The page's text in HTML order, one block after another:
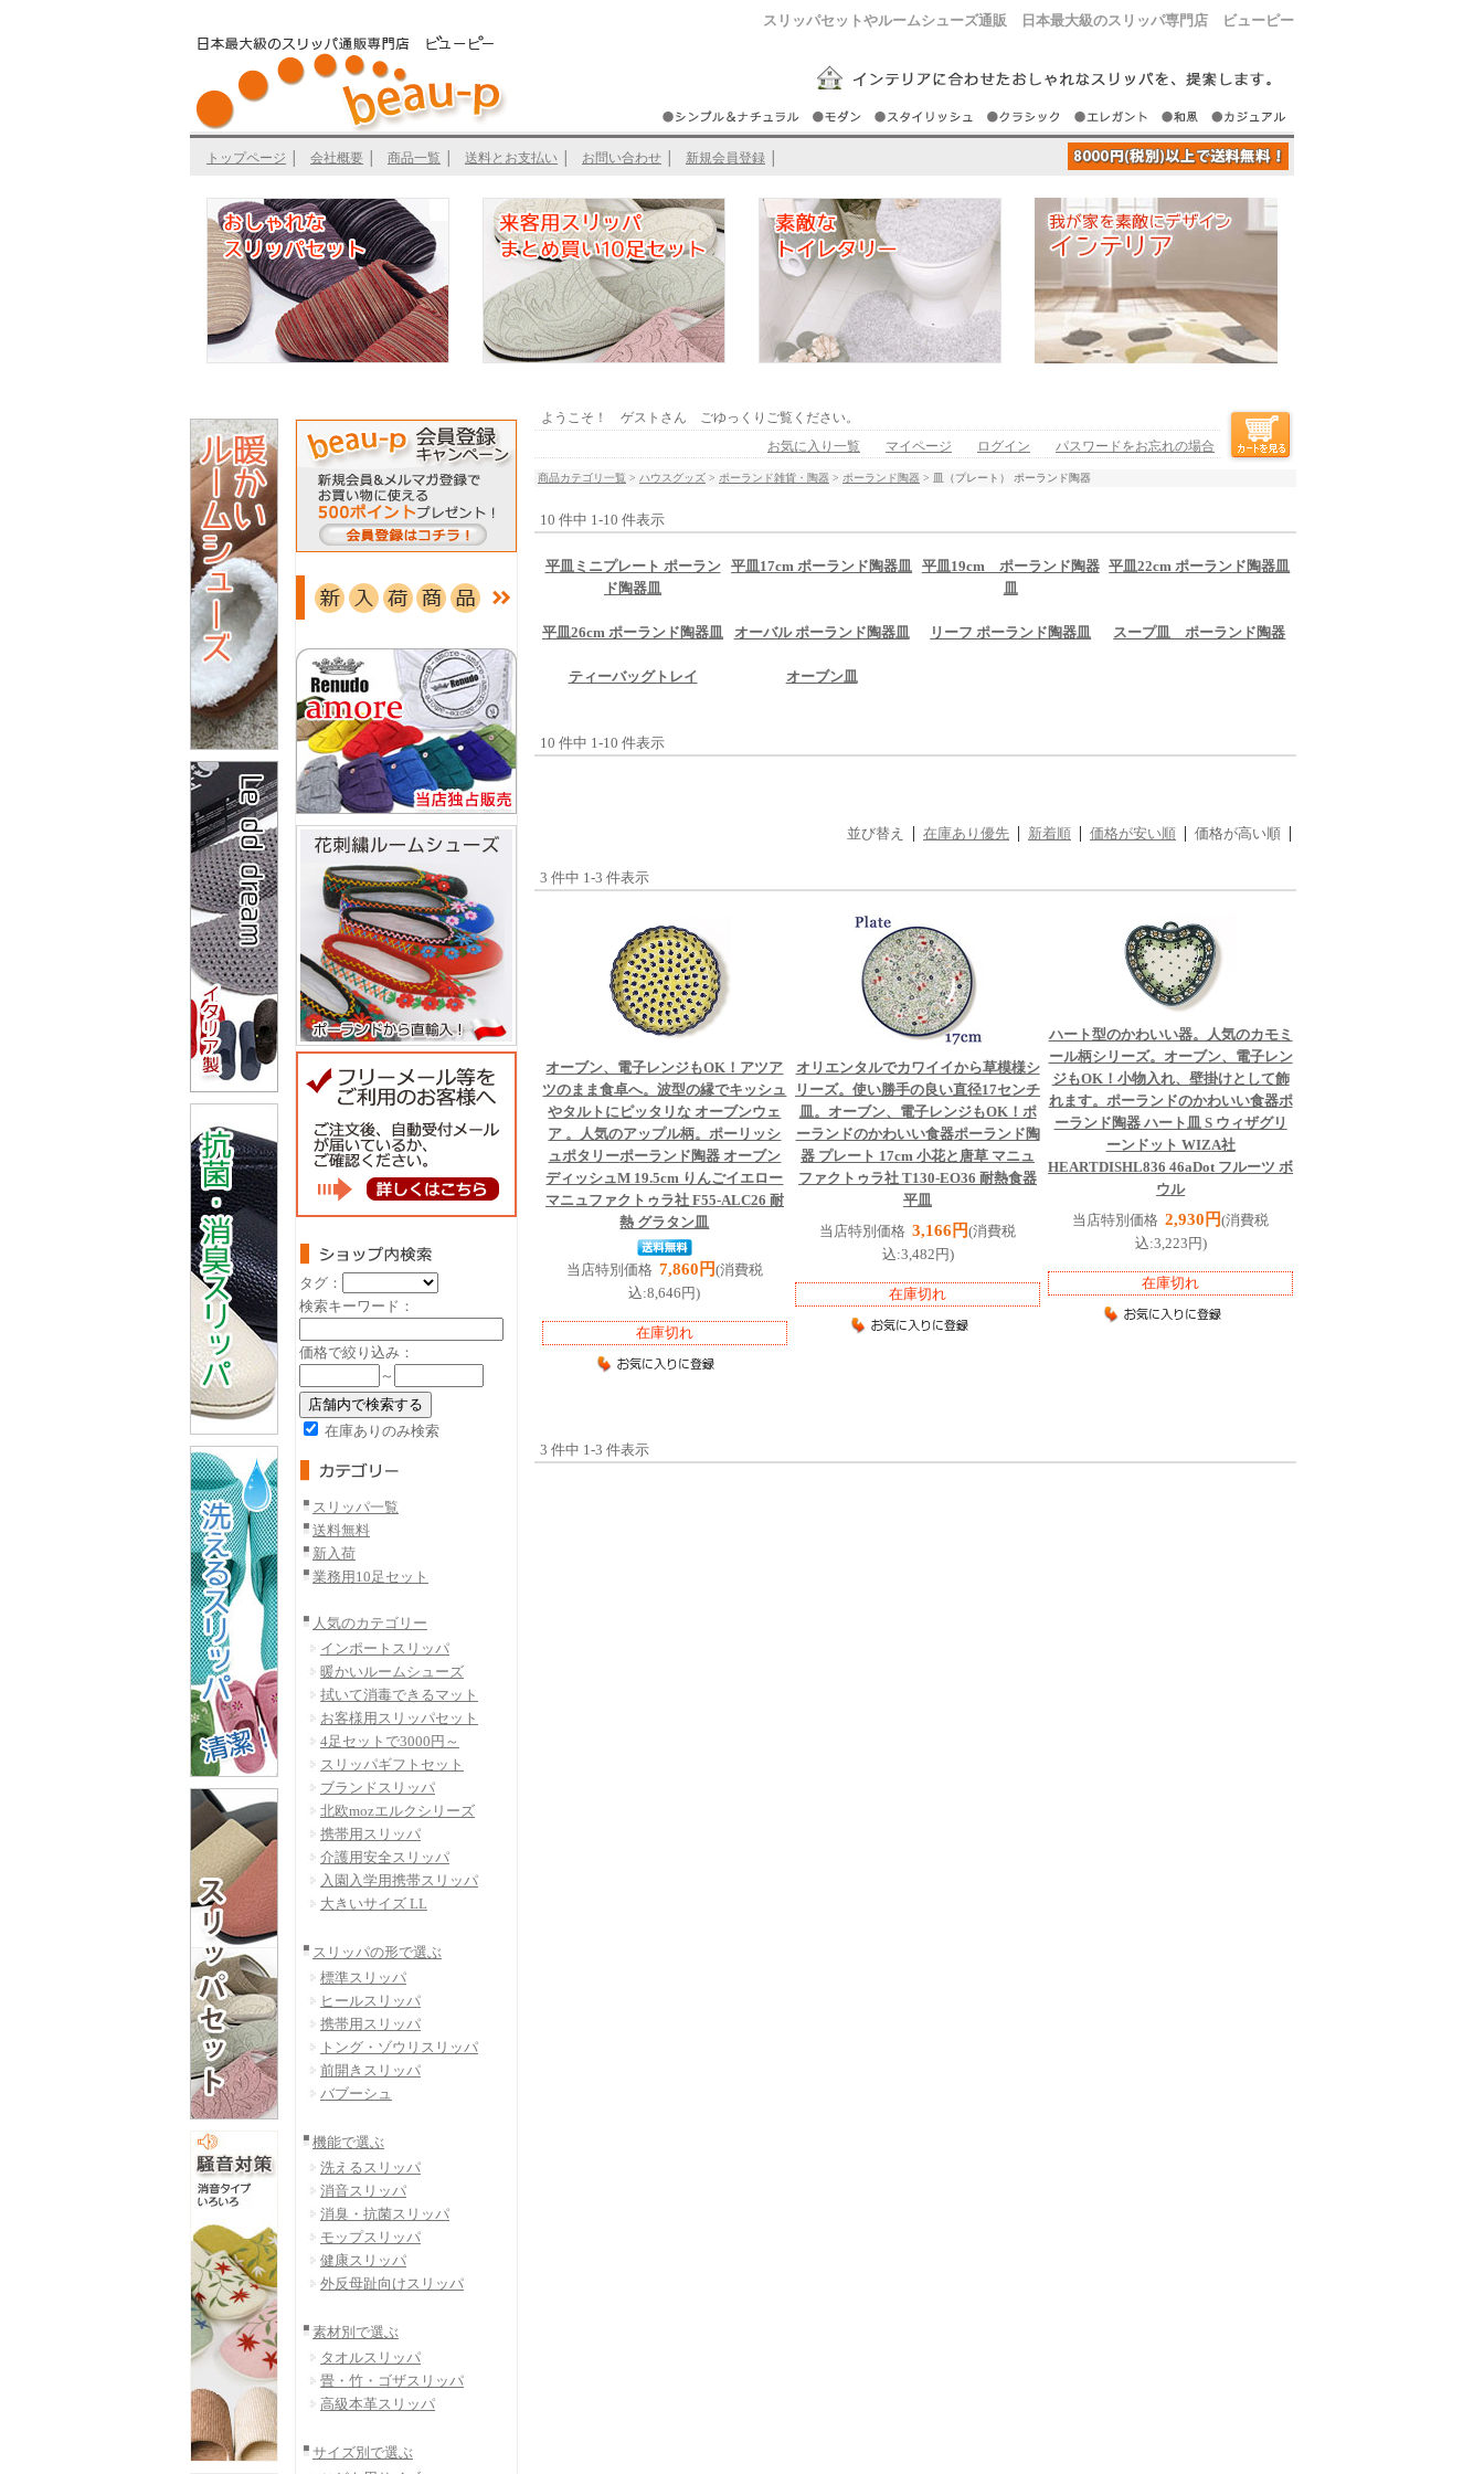
スリッパセットやルームシューズ通販 日本最大級のスリッパ専門店 ビューピー
トップページ 会社概要 商品一覧 送料とお支払い お問い合わせ 新規会員登録
タグ：
検索キーワード：
価格で絞り込み：
～
在庫ありのみ検索
スリッパ一覧
送料無料
新入荷
業務用10足セット
人気のカテゴリー
インポートスリッパ
暖かいルームシューズ
拭いて消毒できるマット
お客様用スリッパセット
4足セットで3000円～
スリッパギフトセット
ブランドスリッパ
北欧mozエルクシリーズ
携帯用スリッパ
介護用安全スリッパ
入園入学用携帯スリッパ
大きいサイズ LL
スリッパの形で選ぶ
標準スリッパ
ヒールスリッパ
携帯用スリッパ
トング・ゾウリスリッパ
前開きスリッパ
バブーシュ
機能で選ぶ
洗えるスリッパ
消音スリッパ
消臭・抗菌スリッパ
モップスリッパ
健康スリッパ
外反母趾向けスリッパ
素材別で選ぶ
タオルスリッパ
畳・竹・ゴザスリッパ
高級本革スリッパ
サイズ別で選ぶ
ようこそ！ ゲストさん ごゆっくりご覧ください。
お気に入り一覧
マイページ ログイン パスワードをお忘れの場合
商品カテゴリ一覧 > ハウスグッズ > ポーランド雑貨・陶器 > ポーランド陶器 > 皿（プレート） ポーランド陶器
10 件中 1-10 件表示
平皿ミニプレート ポーラン
ド陶器皿
平皿17cm ポーランド陶器皿
平皿19cm ポーランド陶器
皿
平皿22cm ポーランド陶器皿
平皿26cm ポーランド陶器皿 オーバル ポーランド陶器皿 リーフ ポーランド陶器皿 スープ皿 ポーランド陶器
ティーバッグトレイ オーブン皿
10 件中 1-10 件表示
並び替え 在庫あり優先 新着順 価格が安い順 価格が高い順
3 件中 1-3 件表示
オーブン、電子レンジもOK！アツア
ツのまま食卓へ。波型の縁でキッシュ
やタルトにピッタリな オーブンウェ
ア 。人気のアップル柄。ポーリッシ
ュポタリーポーランド陶器 オーブン
ディッシュM 19.5cm りんごイエロー
マニュファクトゥラ社 F55-ALC26 耐
熱 グラタン皿
当店特別価格 7,860円(消費税
込:8,646円)
在庫切れ
オリエンタルでカワイイから草模様シ
リーズ。使い勝手の良い直径17センチ
皿。オーブン、電子レンジもOK！ポ
ーランドのかわいい食器ポーランド陶
器 プレート 17cm 小花と唐草 マニュ
ファクトゥラ社 T130-EO36 耐熱食器
平皿
当店特別価格 3,166円(消費税
込:3,482円)
在庫切れ
ハート型のかわいい器。人気のカモミ
ール柄シリーズ。オーブン、電子レン
ジもOK！小物入れ、壁掛けとして飾
れます。ポーランドのかわいい食器ポ
ーランド陶器 ハート皿 S ウィザグリ
ーンドット WIZA社
HEARTDISHL836 46aDot フルーツ ボ
ウル
当店特別価格 2,930円(消費税
込:3,223円)
在庫切れ
3 件中 1-3 件表示